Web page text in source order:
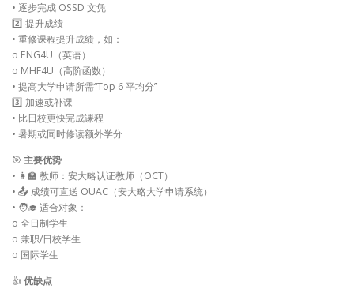
• 逐步完成 OSSD 文凭
2️⃣ 提升成绩
• 重修课程提升成绩，如：
o ENG4U（英语）
o MHF4U（高阶函数）
• 提高大学申请所需“Top 6 平均分”
3️⃣ 加速或补课
• 比日校更快完成课程
• 暑期或同时修读额外学分
🎯 主要优势
• 👩‍🏫 教师：安大略认证教师（OCT）
• 📤 成绩可直送 OUAC（安大略大学申请系统）
• 🧑‍🎓 适合对象：
o 全日制学生
o 兼职/日校学生
o 国际学生
👍优缺点